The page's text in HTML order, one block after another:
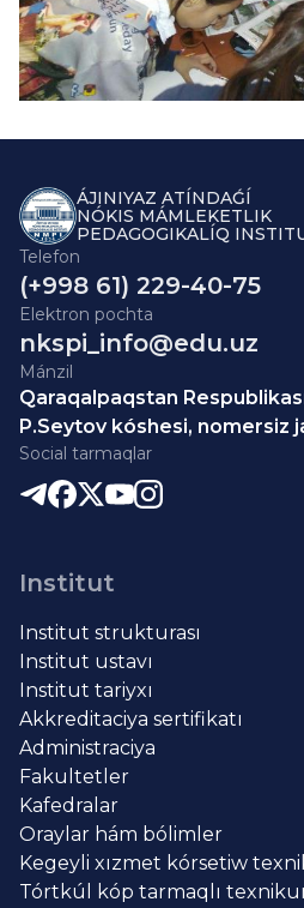
ÁJINIYAZ ATÍNDAǴÍ
NÓKIS MÁMLEKETLIK
PEDAGOGIKALÍQ
Telefon
(+998 61) 229-40-75
Elektron pochta
nkspi_info@edu.uz
Mánzil
Qaraqalpaqstan
P.Seytov kóshesi, nomersiz
Social tarmaqlar
Institut
Institut strukturası
Institut ustavı
Institut tariyxı
Akkreditaciya sertifikatı
Administraciya
Fakultetler
Kafedralar
Oraylar hám bólimler
Kegeyli xızmet kórsetiw
Tórtkúl kóp tarmaqlı